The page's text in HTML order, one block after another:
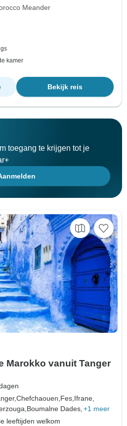
Meander
kamer
Bekijk reis
toegang te krijgen tot je
Marokko vanuit Tanger
Chefchaouen,Fes,Ifrane,
Boumalne Dades, +1 meer
leeftijden welkom